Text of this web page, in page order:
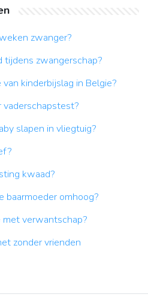
zwanger?
tijdens zwangerschap?
kinderbijslag in Belgie?
slapen in vliegtuig?
kwaad?
baarmoeder omhoog?
verwantschap?
zonder vrienden